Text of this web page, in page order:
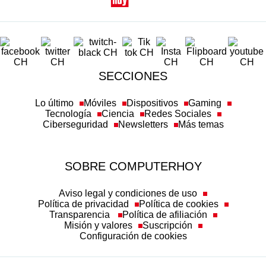
SECCIONES
Lo último Móviles Dispositivos
Gaming
Tecnología
Ciencia
Redes Sociales
Ciberseguridad
Newsletters Más temas
SOBRE COMPUTERHOY
Aviso legal y condiciones de uso
Política de privacidad
Política de cookies
Transparencia
Política de afiliación
Misión y valores
Suscripción
Configuración de cookies